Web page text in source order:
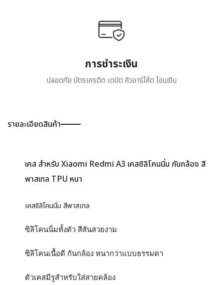
การชำระเงิน
ปลอดภัย บัตรเครดิต เดบิต คิวอาร์โค้ด โอนเงิน
รายละเอียดสินค้า
เคส สำหรับ Xiaomi Redmi A3 เคสซิลิโคนนิ่ม กันกล้อง สี
พาสเทล TPU หนา
เคสซิลิโคนนิ่ม สีพาสเทล
ซิลิโคนนิ่มทั้งตัว สีสันสวยงาม
ซิลิโคนเนื้อดี กันกล้อง หนากว่าแบบธรรมดา
ตัวเคสมีรูสำหรับใส่สายคล้อง